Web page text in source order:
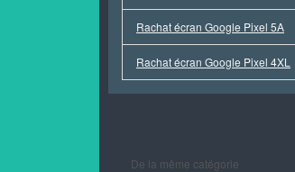
Rachat écran Google Pixel 5A
Rachat écran Google Pixel 4XL
De la même catégorie